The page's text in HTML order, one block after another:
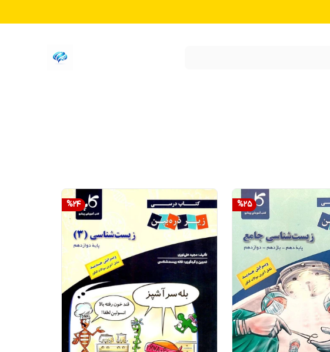
%25
%24